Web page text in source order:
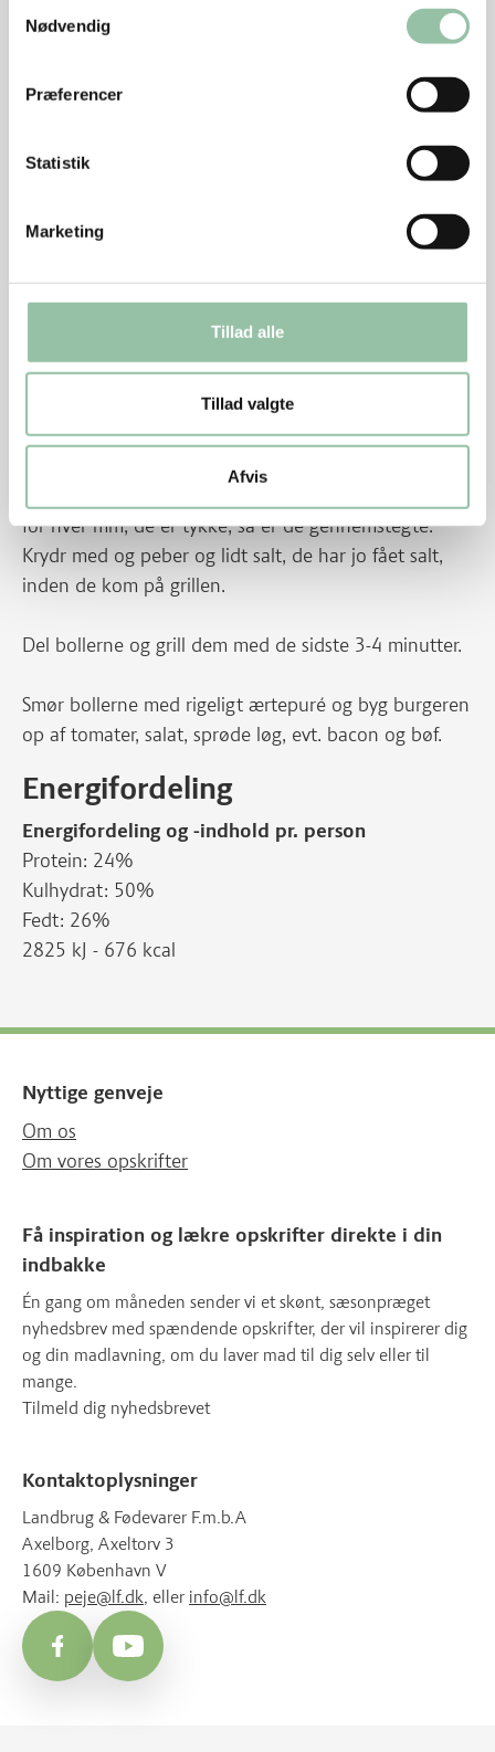
Nødvendig
Præferencer
Statistik
Marketing
Tillad alle
Tillad valgte
Afvis
tykke.
Skræl skalotteløg og skær dem i tynde skiver. Kom
dem i en skål, kom salt og eddike på, rør rundt og lad
vand og ærter på og lad det koge i 4 minutter. Kom
det i en blender og tilsæt creme fraiche, salt og peber.
Blend det til en lind masse.
for hver mm, de er tykke, så er de gennemstegte.
Krydr med og peber og lidt salt, de har jo fået salt,
inden de kom på grillen.
Del bollerne og grill dem med de sidste 3-4 minutter.
Smør bollerne med rigeligt ærtepuré og byg burgeren
op af tomater, salat, sprøde løg, evt. bacon og bøf.
Energifordeling
Energifordeling og -indhold pr. person
Protein: 24%
Kulhydrat: 50%
Fedt: 26%
2825 kJ - 676 kcal
Nyttige genveje
Om os
Om vores opskrifter
Få inspiration og lækre opskrifter direkte i din
indbakke
Én gang om måneden sender vi et skønt, sæsonpræget
nyhedsbrev med spændende opskrifter, der vil inspirerer dig
og din madlavning, om du laver mad til dig selv eller til
mange.
Tilmeld dig nyhedsbrevet
Kontaktoplysninger
Landbrug & Fødevarer F.m.b.A
Axelborg, Axeltorv 3
1609 København V
Mail: peje@lf.dk, eller info@lf.dk
FacebookYouTube